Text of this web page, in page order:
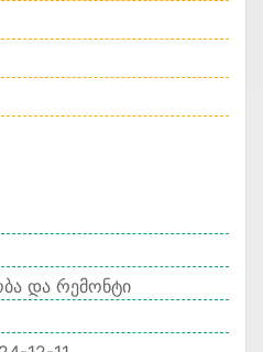
და რემონტი